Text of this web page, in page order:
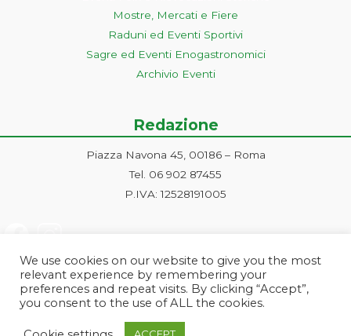
Mostre, Mercati e Fiere
Raduni ed Eventi Sportivi
Sagre ed Eventi Enogastronomici
Archivio Eventi
Redazione
Piazza Navona 45, 00186 – Roma
Tel. 06 902 87455
P.IVA: 12528191005
We use cookies on our website to give you the most
relevant experience by remembering your
preferences and repeat visits. By clicking “Accept”,
you consent to the use of ALL the cookies.